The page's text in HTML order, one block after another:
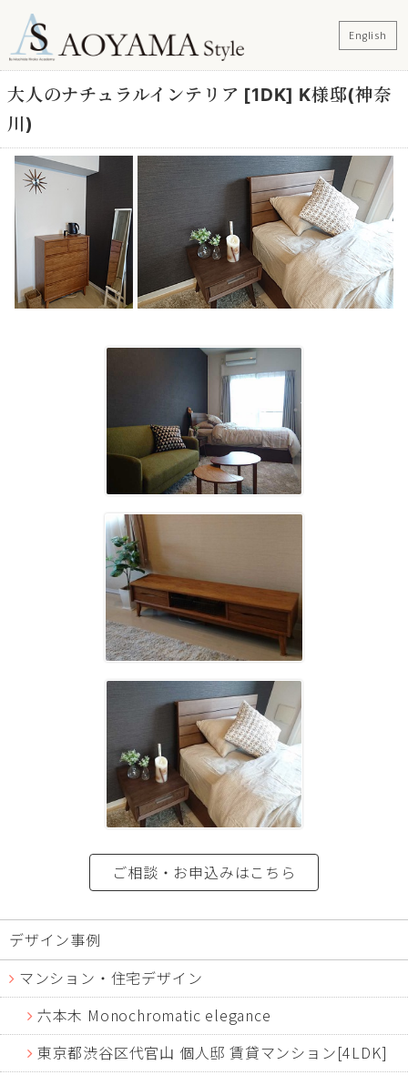
English
大人のナチュラルインテリア [1DK] K様邸(神奈
川)
ご相談・お申込みはこちら
デザイン事例
マンション・住宅デザイン
六本木 Monochromatic elegance
東京都渋谷区代官山 個人邸 賃貸マンション[4LDK]